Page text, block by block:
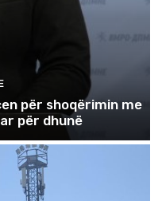
për shoqërimin me
për dhunë